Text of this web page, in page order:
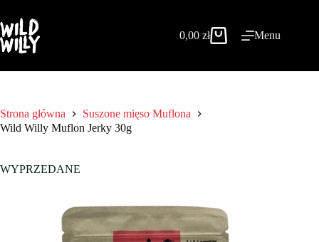
treści
Koszyk
0,00zł Menu
Strona główna
Suszone mięso Muflona
Wild Willy Muflon Jerky 30g
WYPRZEDANE